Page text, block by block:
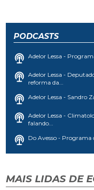
PODCASTS
Adelor Lessa -
Adelor Lessa -
reforma da...
Adelor Lessa - Sandro
Adelor Lessa -
falando...
Do Avesso - Programa
MAIS LIDAS DE